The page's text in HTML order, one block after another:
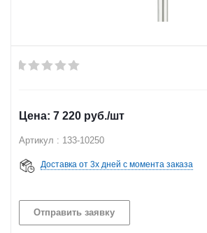
7 220 руб./шт
Артикул : 133-10250
Доставка от 3х дней с момента заказа
Отправить заявку